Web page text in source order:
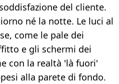
del cliente.
né la notte. Le luci al
come le pale dei
e gli schermi dei
con la realtà 'là fuori'
alla parete di fondo.